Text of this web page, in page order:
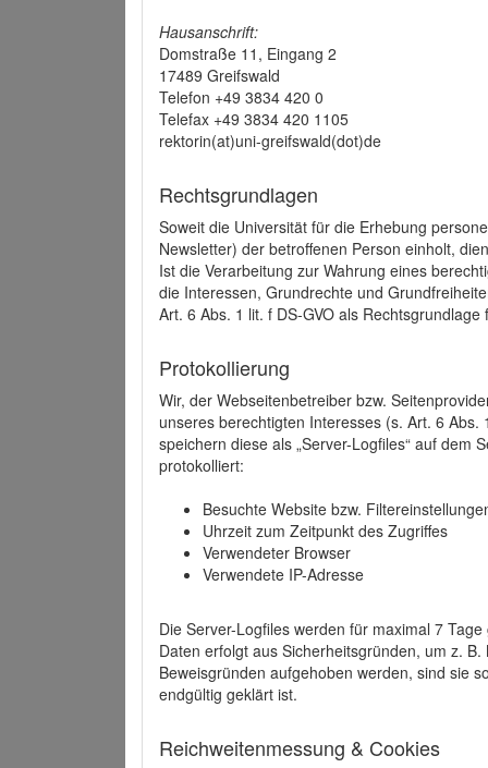
Hausanschrift:
Domstraße 11, Eingang 2
17489 Greifswald
Telefon +49 3834 420 0
Telefax +49 3834 420 1105
rektorin(at)uni-greifswald(dot)de
Rechtsgrundlagen
Soweit die Universität für die Erhebung
Newsletter) der betroffenen Person einholt,
Ist die Verarbeitung zur Wahrung eines
die Interessen, Grundrechte und
Art. 6 Abs. 1 lit. f DS-GVO als
Protokollierung
Wir, der Webseitenbetreiber bzw.
unseres berechtigten Interesses (s. Art. 6
speichern diese als „Server-Logfiles“ auf dem
protokolliert:
Besuchte Website bzw.
Uhrzeit zum Zeitpunkt des Zugriffes
Verwendeter Browser
Verwendete IP-Adresse
Die Server-Logfiles werden für maximal 7
Daten erfolgt aus Sicherheitsgründen, um z.
Beweisgründen aufgehoben werden, sind sie
endgültig geklärt ist.
Reichweitenmessung & Cookies